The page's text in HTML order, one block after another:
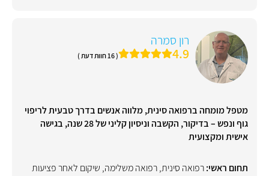
רון סמרה
4.9 ( 16 חוות דעת )
מטפל מומחה ברפואה סינית, מלווה אנשים בדרך טבעית לריפוי
גוף ונפש – בדיקור, הקשבה וניסיון קליני של 28 שנה, בגישה
אישית ומקצועית
תחום ראשי:רפואה סינית,רפואה משלימה, שיקום לאחר פציעות